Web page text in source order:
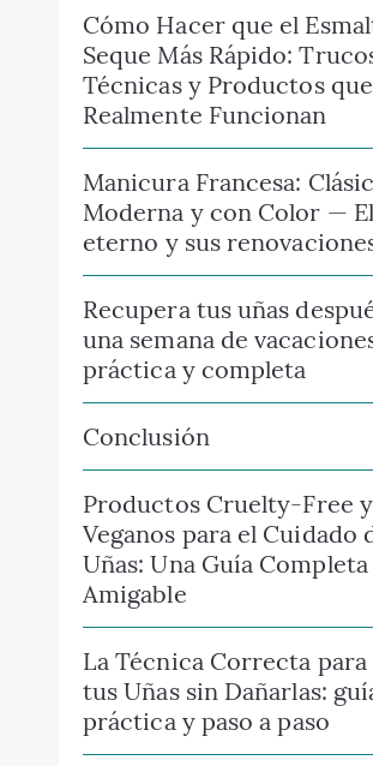
Cómo Hacer que el
Seque Más Rápido:
Técnicas y Productos que
Realmente Funcionan
Manicura Francesa:
Moderna y con Color —
eterno y sus
Recupera tus uñas
una semana de
práctica y completa
Conclusión
Productos Cruelty-Free y
Veganos para el Cuidado
Uñas: Una Guía
Amigable
La Técnica Correcta
tus Uñas sin Dañarlas:
práctica y paso a paso